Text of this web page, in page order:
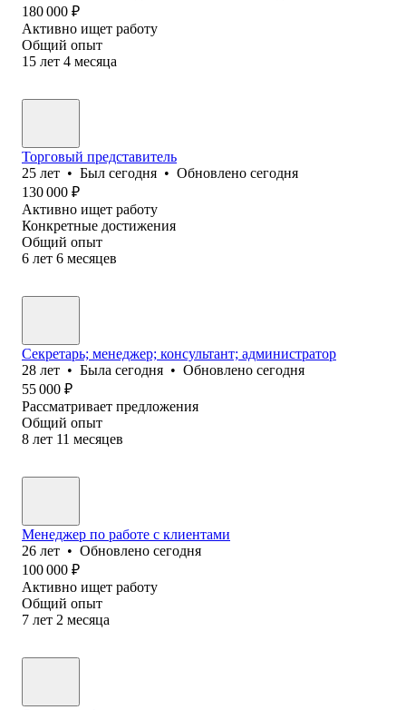
180 000 ₽
Активно ищет работу
Общий опыт
15 лет 4 месяца
Торговый представитель
25 лет • Был сегодня • Обновлено сегодня
130 000 ₽
Активно ищет работу
Конкретные достижения
Общий опыт
6 лет 6 месяцев
Секретарь; менеджер; консультант; администратор
28 лет • Была сегодня • Обновлено сегодня
55 000 ₽
Рассматривает предложения
Общий опыт
8 лет 11 месяцев
Менеджер по работе с клиентами
26 лет • Обновлено сегодня
100 000 ₽
Активно ищет работу
Общий опыт
7 лет 2 месяца